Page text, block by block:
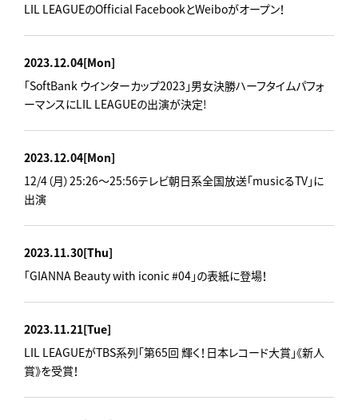
LIL LEAGUEのOfficial FacebookとWeiboがオープン！
2023.12.04[Mon]
｢SoftBank ウインターカップ2023｣男女決勝ハーフタイムパフォ
ーマンスにLIL LEAGUEの出演が決定!
2023.12.04[Mon]
12/4（月）25:26～25:56テレビ朝日系全国放送「musicるTV」に
出演
2023.11.30[Thu]
「GIANNA Beauty with iconic #04」の表紙に登場！
2023.11.21[Tue]
LIL LEAGUEがTBS系列「第65回 輝く！日本レコード大賞」《新人
賞》を受賞！